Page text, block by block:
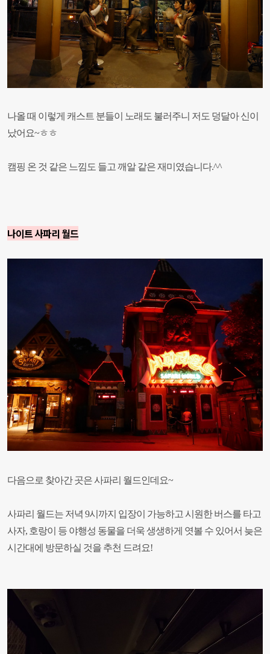
나올 때 이렇게 캐스트 분들이 노래도 불러주니 저도 덩달아 신이
났어요~ㅎㅎ
캠핑 온 것 같은 느낌도 들고 깨알 같은 재미였습니다.^^
나이트 사파리 월드
다음으로 찾아간 곳은 사파리 월드인데요~
사파리 월드는 저녁 9시까지 입장이 가능하고 시원한 버스를 타고
사자, 호랑이 등 야행성 동물을 더욱 생생하게 엿볼 수 있어서 늦은
시간대에 방문하실 것을 추천 드려요!